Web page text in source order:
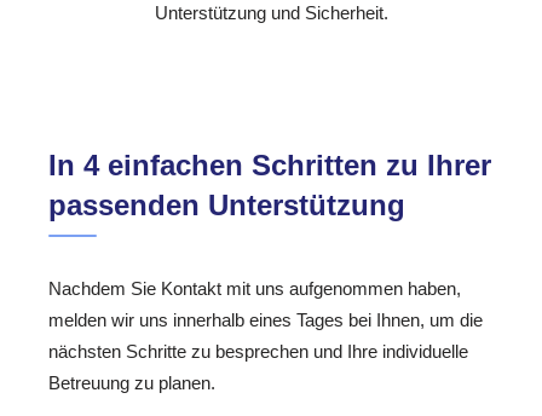
Unterstützung und Sicherheit.
In 4 einfachen Schritten zu Ihrer
passenden Unterstützung
Nachdem Sie Kontakt mit uns aufgenommen haben,
melden wir uns innerhalb eines Tages bei Ihnen, um die
nächsten Schritte zu besprechen und Ihre individuelle
Betreuung zu planen.